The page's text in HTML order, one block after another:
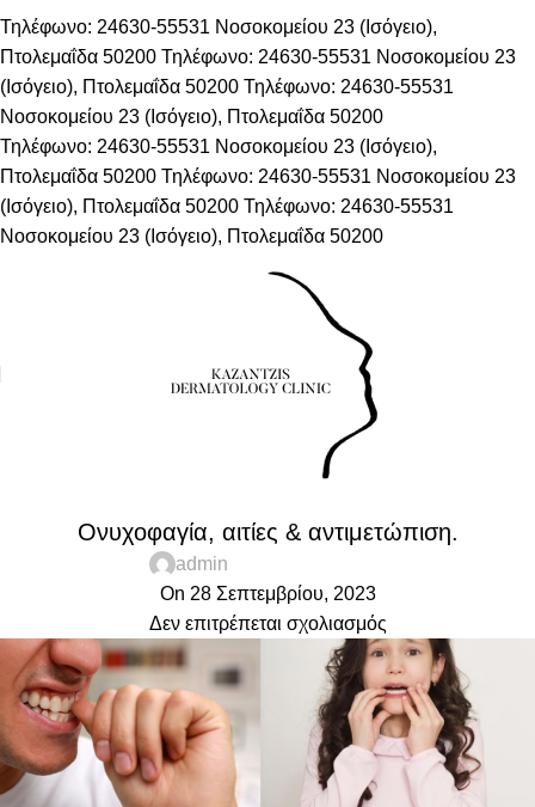
Τηλέφωνο: 24630-55531 Νοσοκομείου 23 (Ισόγειο),
Πτολεμαΐδα 50200 Τηλέφωνο: 24630-55531 Νοσοκομείου 23
(Ισόγειο), Πτολεμαΐδα 50200 Τηλέφωνο: 24630-55531
Νοσοκομείου 23 (Ισόγειο), Πτολεμαΐδα 50200
Τηλέφωνο: 24630-55531 Νοσοκομείου 23 (Ισόγειο),
Πτολεμαΐδα 50200 Τηλέφωνο: 24630-55531 Νοσοκομείου 23
(Ισόγειο), Πτολεμαΐδα 50200 Τηλέφωνο: 24630-55531
Νοσοκομείου 23 (Ισόγειο), Πτολεμαΐδα 50200
Ονυχοφαγία, αιτίες & αντιμετώπιση.
admin
On 28 Σεπτεμβρίου, 2023
Δεν επιτρέπεται σχολιασμός